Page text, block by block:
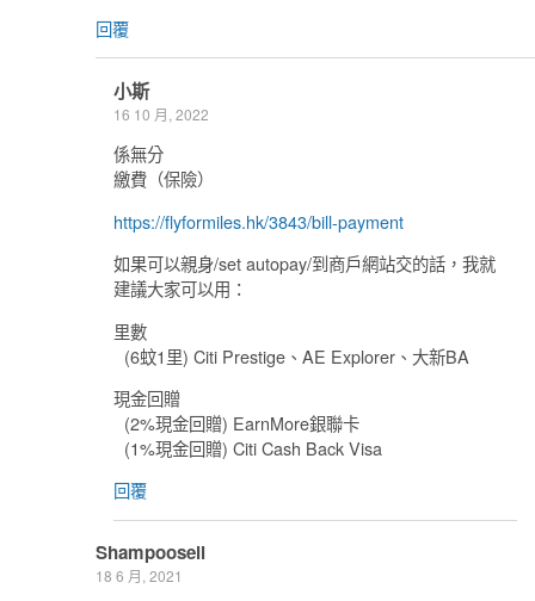
回覆
小斯
16 10 月, 2022
係無分
繳費（保險）
https://flyformiles.hk/3843/bill-payment
如果可以親身/set autopay/到商戶網站交的話，我就
建議大家可以用：
里數
(6蚊1里) Citi Prestige、AE Explorer、大新BA
現金回贈
(2%現金回贈) EarnMore銀聯卡
(1%現金回贈) Citi Cash Back Visa
回覆
Shampoosell
18 6 月, 2021